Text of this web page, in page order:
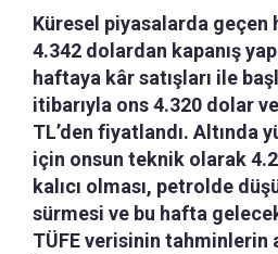
Küresel piyasalarda geçen
4.342 dolardan kapanış
haftaya kâr satışları ile
itibarıyla ons 4.320 dolar
TL’den fiyatlandı. Altında
için onsun teknik olarak
kalıcı olması, petrolde
sürmesi ve bu hafta
TÜFE verisinin tahminlerin